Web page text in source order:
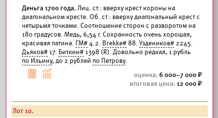
Деньга 1700 года. Лиц. ст.: вверху крест короны на
диагональном кресте. Об. ст.: вверху диагональный крест с
четырьмя точками. Соотношение сторон с разворотом на
180 градусов. Медь, 6,54 г. Сохранность очень хорошая,
красивая патина. ГМ#4.2. Brekke# 88. Уздеников# 2245.
Дьяков# 17. Биткин# 1398 (R). Довольно редкая, 1 рубль
по Ильину, до 2 рублей по Петрову.
6 000–7 000
12 000
Лот 10.